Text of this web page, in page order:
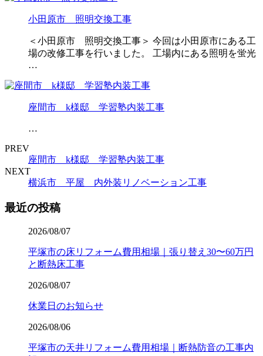
小田原市 照明交換工事
＜小田原市 照明交換工事＞ 今回は小田原市にある工
場の改修工事を行いました。 工場内にある照明を蛍光
…
座間市 k様邸 学習塾内装工事
…
PREV
座間市 k様邸 学習塾内装工事
NEXT
横浜市 平屋 内外装リノベーション工事
最近の投稿
2026/08/07
平塚市の床リフォーム費用相場｜張り替え30〜60万円
と断熱床工事
2026/08/07
休業日のお知らせ
2026/08/06
平塚市の天井リフォーム費用相場｜断熱防音の工事内